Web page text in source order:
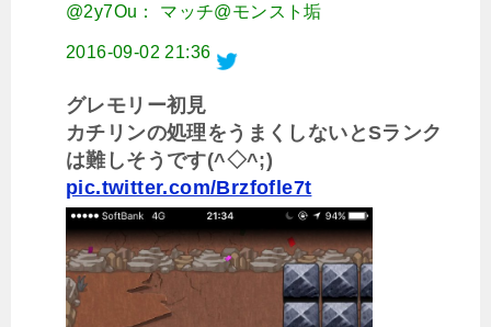
@2y7Ou： マッチ@モンスト垢
2016-09-02 21:36
グレモリー初見
カチリンの処理をうまくしないとSランク
は難しそうです(^◇^;)
pic.twitter.com/Brzfofle7t